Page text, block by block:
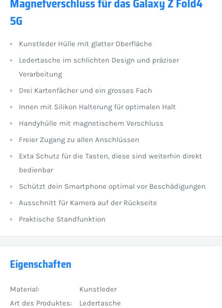
5G
Kunstleder Hülle mit glatter Oberfläche
Ledertasche im schlichten Design und präziser
Verarbeitung
Drei Kartenfächer und ein grosses Fach
Innen mit Silikon Halterung für optimalen Halt
Handyhülle mit magnetischem Verschluss
Freier Zugang zu allen Anschlüssen
Exta Schutz für die Tasten, diese sind weiterhin direkt
bedienbar
Schützt dein Smartphone optimal vor Beschädigungen
Ausschnitt für Kamera auf der Rückseite
Praktische Standfunktion
Eigenschaften
Material:
Kunstleder
Art des Produktes:
Ledertasche